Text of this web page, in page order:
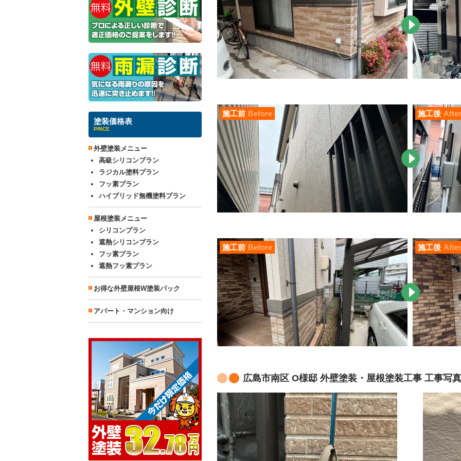
施工前 Before 施工後 After
施工前 Before 施工後 After
広島市南区 O様邸 外壁塗装・屋根塗装工事 工事写
塗装価格表
PRICE
外壁塗装メニュー
高級シリコンプラン
ラジカル塗料プラン
フッ素プラン
ハイブリッド無機塗料プラン
屋根塗装メニュー
シリコンプラン
遮熱シリコンプラン
フッ素プラン
遮熱フッ素プラン
お得な外壁屋根W塗装パック
アパート・マンション向け